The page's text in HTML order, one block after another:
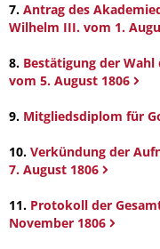
7. Antrag des
Wilhelm III. vom 1.
8. Bestätigung der
vom 5. August 1806
9. Mitgliedsdiplom für
10. Verkündung der
7. August 1806
11. Protokoll der
November 1806